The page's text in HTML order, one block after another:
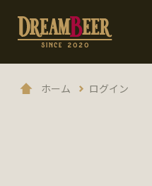
ホーム ログイン